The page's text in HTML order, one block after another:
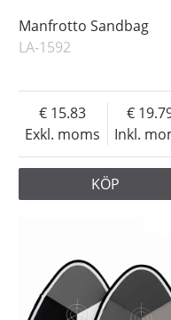
Manfrotto Sandbag
LA-1592
Exkl. moms
15.83
Inkl.
KÖP